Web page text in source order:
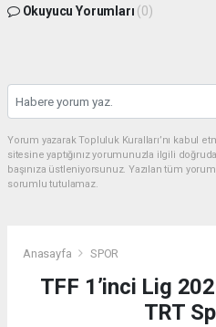
Okuyucu Yorumları (0)
Yorum yazarak Topluluk Kuralları’nı kabul
sitesine yaptığınız yorumunuzla ilgili
başınıza üstleniyorsunuz. Yazılan tüm
sorumlu tutulamaz.
Anasayfa SPOR
TFF 1’inci Lig
TRT